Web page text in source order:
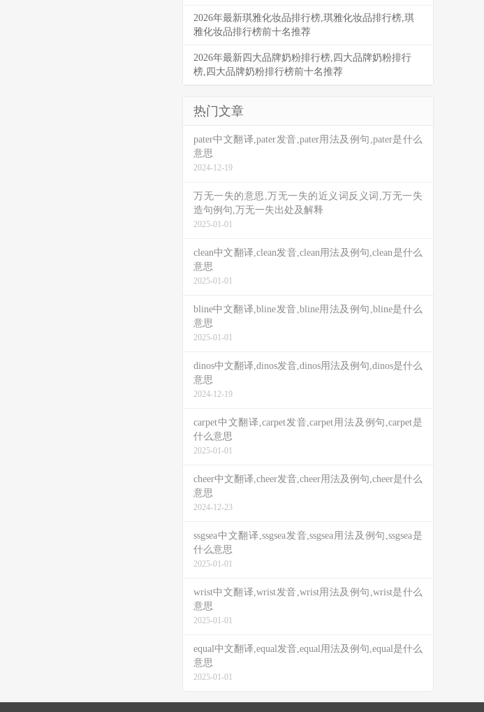
2026年最新琪雅化妆品排行榜,琪雅化妆品排行榜,琪
雅化妆品排行榜前十名推荐
2026年最新四大品牌奶粉排行榜,四大品牌奶粉排行
榜,四大品牌奶粉排行榜前十名推荐
热门文章
pater中文翻译,pater发音,pater用法及例句,pater是什么
意思
2024-12-19
万无一失的意思,万无一失的近义词反义词,万无一失
造句例句,万无一失出处及解释
2025-01-01
clean中文翻译,clean发音,clean用法及例句,clean是什么
意思
2025-01-01
bline中文翻译,bline发音,bline用法及例句,bline是什么
意思
2025-01-01
dinos中文翻译,dinos发音,dinos用法及例句,dinos是什么
意思
2024-12-19
carpet中文翻译,carpet发音,carpet用法及例句,carpet是
什么意思
2025-01-01
cheer中文翻译,cheer发音,cheer用法及例句,cheer是什么
意思
2024-12-23
ssgsea中文翻译,ssgsea发音,ssgsea用法及例句,ssgsea是
什么意思
2025-01-01
wrist中文翻译,wrist发音,wrist用法及例句,wrist是什么
意思
2025-01-01
equal中文翻译,equal发音,equal用法及例句,equal是什么
意思
2025-01-01